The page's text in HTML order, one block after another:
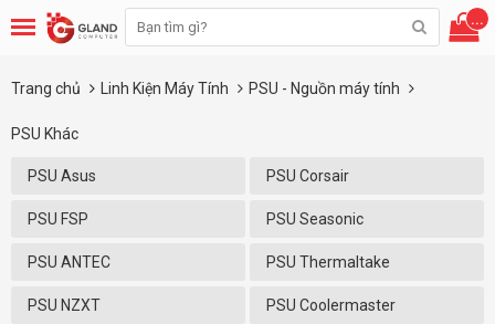
...
Trang chủ Linh Kiện Máy Tính PSU - Nguồn máy tính
PSU Khác
PSU Asus PSU Corsair
PSU FSP PSU Seasonic
PSU ANTEC PSU Thermaltake
PSU NZXT PSU Coolermaster